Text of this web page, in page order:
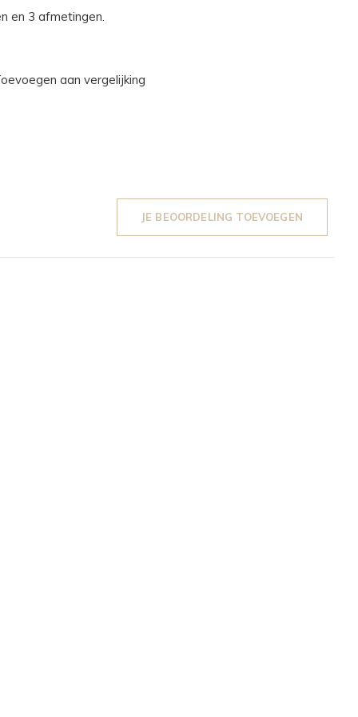
en 3 afmetingen.
aan vergelijking
JE BEOORDELING TOEVOEGEN